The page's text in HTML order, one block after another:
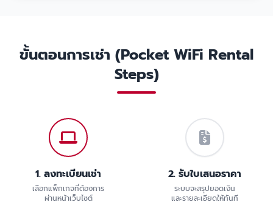
ขั้นตอนการเช่า (Pocket WiFi Rental
Steps)
1. ลงทะเบียนเช่า
เลือกแพ็กเกจที่ต้องการ
ผ่านหน้าเว็บไซต์
2. รับใบเสนอราคา
ระบบจะสรุปยอดเงิน
และรายละเอียดให้ทันที